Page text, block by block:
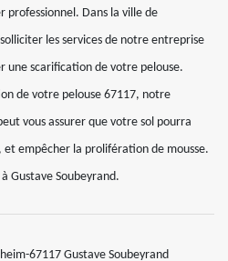
professionnel. Dans la ville de
les services de notre entreprise
une scarification de votre pelouse.
de votre pelouse 67117, notre
vous assurer que votre sol pourra
et empêcher la prolifération de mousse.
Gustave Soubeyrand.